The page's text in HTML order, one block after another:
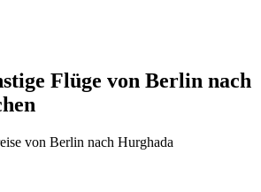
Flüge von Berlin nach
von Berlin nach Hurghada